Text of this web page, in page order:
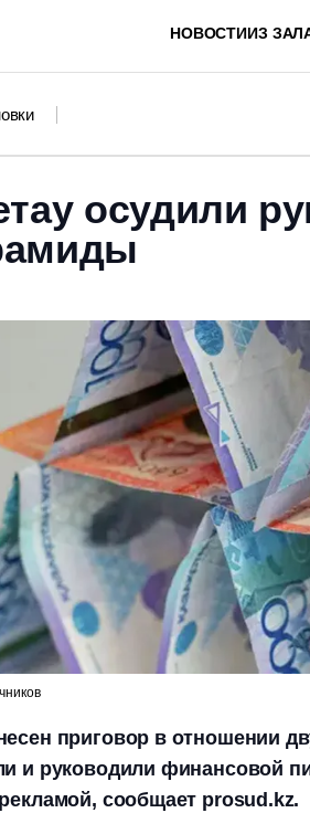
НОВОСТИИЗ
осудили
приговор в отношении
и руководили финансовой
сообщает prosud.kz.